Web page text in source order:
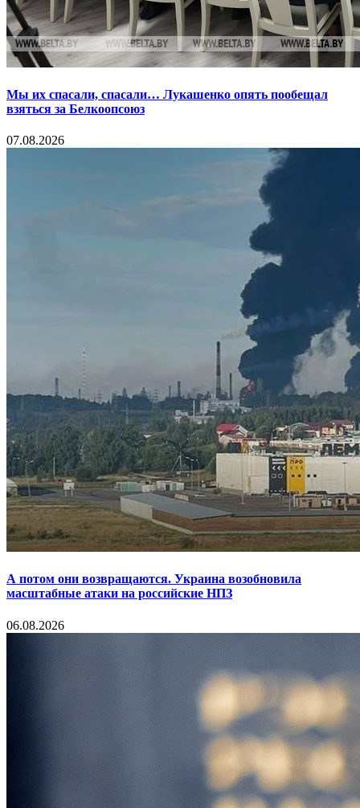
Мы их спасали, спасали… Лукашенко опять пообещал
взяться за Белкоопсоюз
07.08.2026
А потом они возвращаются. Украина возобновила
масштабные атаки на российские НПЗ
06.08.2026